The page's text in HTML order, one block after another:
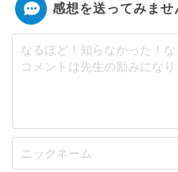
感想を送ってみませ